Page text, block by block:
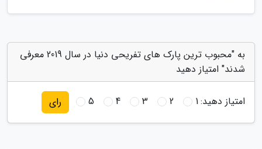
به "محبوب ترین پارک های تفریحی دنیا در سال 2019 معرفی
شدند" امتیاز دهید
امتیاز دهید:1
2
3
4
5 رای